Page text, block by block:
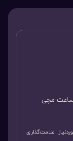
مچی
علامت‌گذاری